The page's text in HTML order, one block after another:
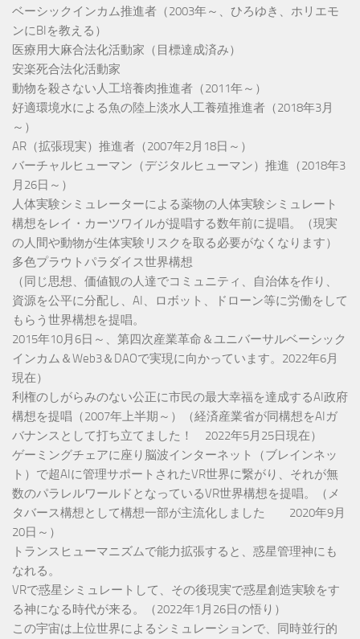
ベーシックインカム推進者（2003年～、ひろゆき、ホリエモ
ンにBIを教える）
医療用大麻合法化活動家（目標達成済み）
安楽死合法化活動家
動物を殺さない人工培養肉推進者（2011年～）
好適環境水による魚の陸上淡水人工養殖推進者（2018年3月
～）
AR（拡張現実）推進者（2007年2月18日～）
バーチャルヒューマン（デジタルヒューマン）推進（2018年3
月26日～）
人体実験シミュレーターによる薬物の人体実験シミュレート
構想をレイ・カーツワイルが提唱する数年前に提唱。（現実
の人間や動物が生体実験リスクを取る必要がなくなります）
多色プラウトパラダイス世界構想
（同じ思想、価値観の人達でコミュニティ、自治体を作り、
資源を公平に分配し、AI、ロボット、ドローン等に労働をして
もらう世界構想を提唱。
2015年10月6日～、第四次産業革命＆ユニバーサルベーシック
インカム＆Web3＆DAOで実現に向かっています。2022年6月
現在）
利権のしがらみのない公正に市民の最大幸福を達成するAI政府
構想を提唱（2007年上半期～）（経済産業省が同構想をAIガ
バナンスとして打ち立てました！ 2022年5月25日現在）
ゲーミングチェアに座り脳波インターネット（ブレインネッ
ト）で超AIに管理サポートされたVR世界に繋がり、それが無
数のパラレルワールドとなっているVR世界構想を提唱。（メ
タバース構想として構想一部が主流化しました 2020年9月
20日～）
トランスヒューマニズムで能力拡張すると、惑星管理神にも
なれる。
VRで惑星シミュレートして、その後現実で惑星創造実験をす
る神になる時代が来る。（2022年1月26日の悟り）
この宇宙は上位世界によるシミュレーションで、同時並行的